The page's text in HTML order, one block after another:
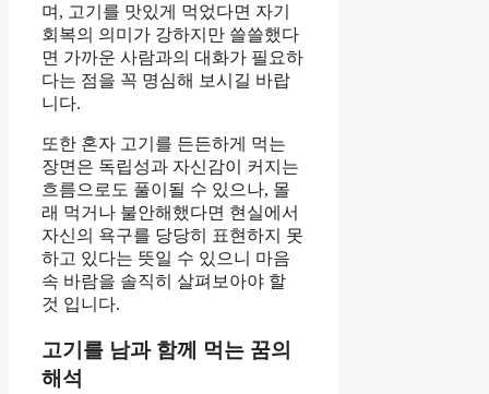
며, 고기를 맛있게 먹었다면 자기
회복의 의미가 강하지만 쓸쓸했다
면 가까운 사람과의 대화가 필요하
다는 점을 꼭 명심해 보시길 바랍
니다.
또한 혼자 고기를 든든하게 먹는
장면은 독립성과 자신감이 커지는
흐름으로도 풀이될 수 있으나, 몰
래 먹거나 불안해했다면 현실에서
자신의 욕구를 당당히 표현하지 못
하고 있다는 뜻일 수 있으니 마음
속 바람을 솔직히 살펴보아야 할
것 입니다.
고기를 남과 함께 먹는 꿈의
해석